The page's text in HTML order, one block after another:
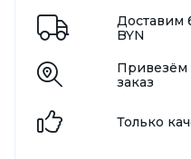
Доставим
BYN
Привезём
заказ
Только